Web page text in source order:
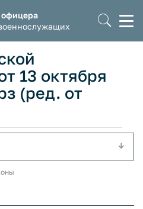
офицера
13 октября
(ред. от